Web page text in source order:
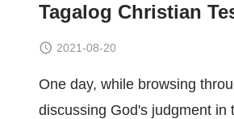
Tagalog Christian
2021-08-20
One day, while browsing
discussing God's judgment in